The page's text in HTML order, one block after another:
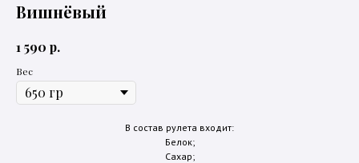
Вишнёвый
1 590 р.
Вес
В состав рулета входит:
Белок;
Сахар;